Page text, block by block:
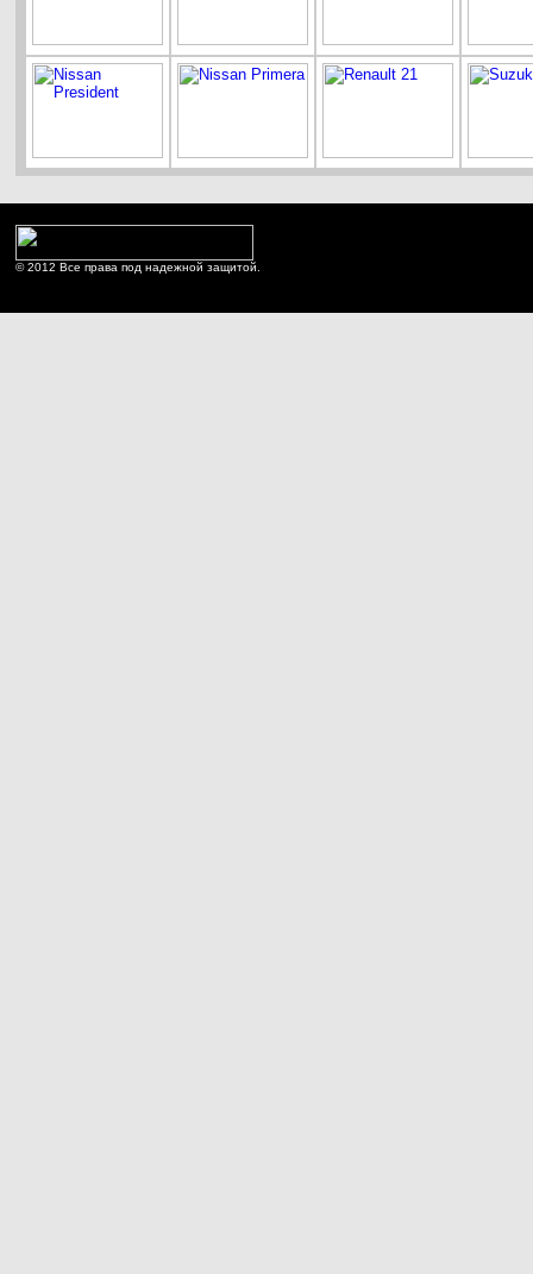
© 2012 Все права под надежной защитой.